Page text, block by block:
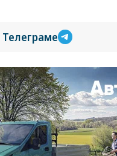
Телеграме